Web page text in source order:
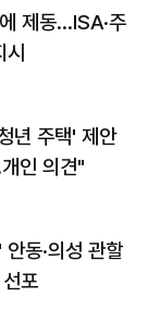
제동…ISA·주
년 주택' 제안
인 의견"
동·의성 관할
포